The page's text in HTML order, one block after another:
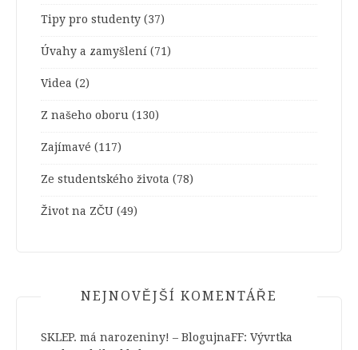
Tipy pro studenty (37)
Úvahy a zamyšlení (71)
Videa (2)
Z našeho oboru (130)
Zajímavé (117)
Ze studentského života (78)
Život na ZČU (49)
NEJNOVĚJŠÍ KOMENTÁŘE
SKLEP. má narozeniny! – BlogujnaFF: Vývrtka